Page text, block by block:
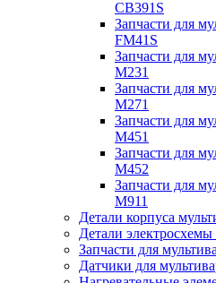
CB391S
Запчасти для
FM41S
Запчасти для
M231
Запчасти для
M271
Запчасти для
M451
Запчасти для
M452
Запчасти для
M911
Детали корпуса
Детали электросхемы
Запчасти для
Датчики для